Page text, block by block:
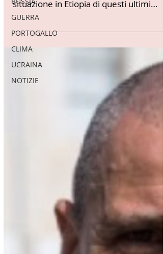
GUERRA
PORTOGALLO
CLIMA
UCRAINA
NOTIZIE
- “L’Italia esprime profonda
preoccupazione per il deteriorarsi della
situazione in Etiopia di questi ultimi